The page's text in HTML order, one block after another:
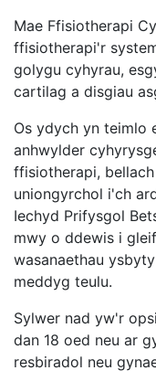
Mae Ffisiotherapi
ffisiotherapi'r
golygu cyhyrau,
cartilag a disgiau
Os ydych yn teimlo
anhwylder
ffisiotherapi,
uniongyrchol i'ch
Iechyd Prifysgol
mwy o ddewis i
wasanaethau
meddyg teulu.
Sylwer nad yw'r
dan 18 oed neu ar
resbiradol neu